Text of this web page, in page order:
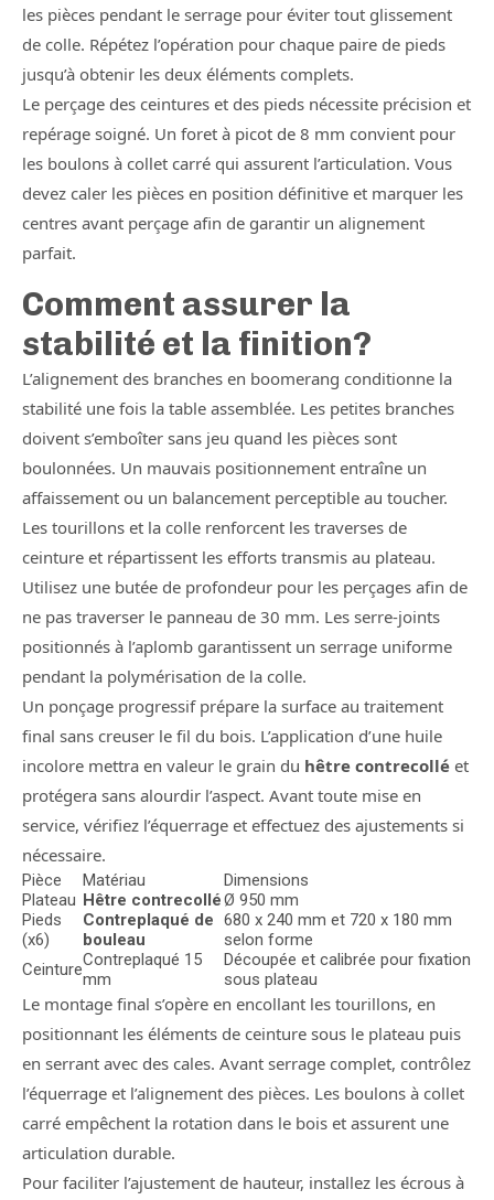
les pièces pendant le serrage pour éviter tout glissement
de colle. Répétez l’opération pour chaque paire de pieds
jusqu’à obtenir les deux éléments complets.
Le perçage des ceintures et des pieds nécessite précision et
repérage soigné. Un foret à picot de 8 mm convient pour
les boulons à collet carré qui assurent l’articulation. Vous
devez caler les pièces en position définitive et marquer les
centres avant perçage afin de garantir un alignement
parfait.
Comment assurer la
stabilité et la finition?
L’alignement des branches en boomerang conditionne la
stabilité une fois la table assemblée. Les petites branches
doivent s’emboîter sans jeu quand les pièces sont
boulonnées. Un mauvais positionnement entraîne un
affaissement ou un balancement perceptible au toucher.
Les tourillons et la colle renforcent les traverses de
ceinture et répartissent les efforts transmis au plateau.
Utilisez une butée de profondeur pour les perçages afin de
ne pas traverser le panneau de 30 mm. Les serre-joints
positionnés à l’aplomb garantissent un serrage uniforme
pendant la polymérisation de la colle.
Un ponçage progressif prépare la surface au traitement
final sans creuser le fil du bois. L’application d’une huile
incolore mettra en valeur le grain du hêtre contrecollé et
protégera sans alourdir l’aspect. Avant toute mise en
service, vérifiez l’équerrage et effectuez des ajustements si
nécessaire.
Pièce Matériau
Dimensions
Plateau Hêtre contrecolléØ 950 mm
Pieds
(x6)
Contreplaqué de
bouleau
680 x 240 mm et 720 x 180 mm
selon forme
CeintureContreplaqué 15
mm
Découpée et calibrée pour fixation
sous plateau
Le montage final s’opère en encollant les tourillons, en
positionnant les éléments de ceinture sous le plateau puis
en serrant avec des cales. Avant serrage complet, contrôlez
l’équerrage et l’alignement des pièces. Les boulons à collet
carré empêchent la rotation dans le bois et assurent une
articulation durable.
Pour faciliter l’ajustement de hauteur, installez les écrous à